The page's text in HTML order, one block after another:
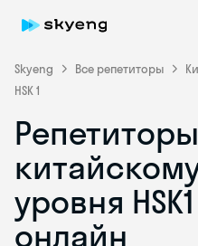
Skyeng Все репетиторы
HSK 1
уровня
онлайн
Skyeng Chat